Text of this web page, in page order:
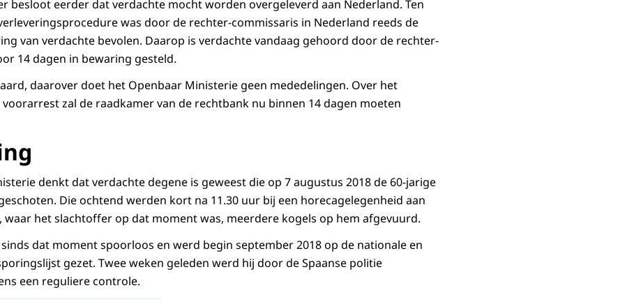
besloot eerder dat verdachte mocht worden overgeleverd aan Nederland. Ten
was door de rechter-commissaris in Nederland reeds de
van verdachte bevolen. Daarop is verdachte vandaag gehoord door de rechter-
14 dagen in bewaring gesteld.
daarover doet het Openbaar Ministerie geen mededelingen. Over het
zal de raadkamer van de rechtbank nu binnen 14 dagen moeten
denkt dat verdachte degene is geweest die op 7 augustus 2018 de 60-jarige
Die ochtend werden kort na 11.30 uur bij een horecagelegenheid aan
waar het slachtoffer op dat moment was, meerdere kogels op hem afgevuurd.
dat moment spoorloos en werd begin september 2018 op de nationale en
gezet. Twee weken geleden werd hij door de Spaanse politie
een reguliere controle.